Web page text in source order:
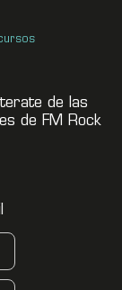
de las
de FM Rock